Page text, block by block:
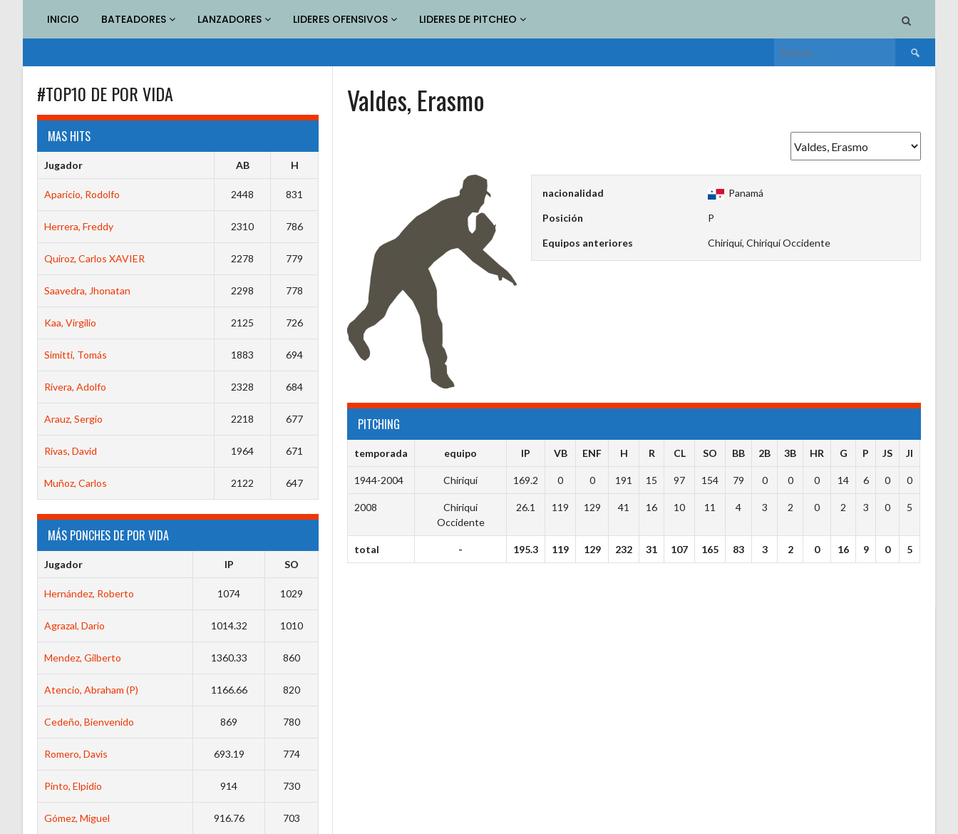
contenido
INICIO BATEADORES LANZADORES LIDERES OFENSIVOS LIDERES DE PITCHEO
Buscar:
Valdes, Erasmo
nacionalidad Panamá
Posición P
Equipos anteriores Chiriquí, Chiriquí Occidente
PITCHING
temporada equipo IP VB ENF H R CL SO BB 2B 3B HR G P JS JI
1944-2004 Chiriquí 169.2 0 0 191 15 97 154 79 0 0 0 14 6 0 0
2008
Chiriquí
Occidente
26.1 119 129 41 16 10 11 4 3 2 0 2 3 0 5
total - 195.3 119 129 232 31 107 165 83 3 2 0 16 9 0 5
#TOP10 DE POR VIDA
MAS HITS
Jugador AB H
Aparicio, Rodolfo 2448 831
Herrera, Freddy 2310 786
Quiroz, Carlos XAVIER 2278 779
Saavedra, Jhonatan 2298 778
Kaa, Virgilio 2125 726
Simitti, Tomás 1883 694
Rivera, Adolfo 2328 684
Arauz, Sergio 2218 677
Rivas, David 1964 671
Muñoz, Carlos 2122 647
MÁS PONCHES DE POR VIDA
Jugador IP SO
Hernández, Roberto 1074 1029
Agrazal, Dario 1014.32 1010
Mendez, Gilberto 1360.33 860
Atencio, Abraham (P) 1166.66 820
Cedeño, Bienvenido 869 780
Romero, Davis 693.19 774
Pinto, Elpidio 914 730
Gómez, Miguel 916.76 703